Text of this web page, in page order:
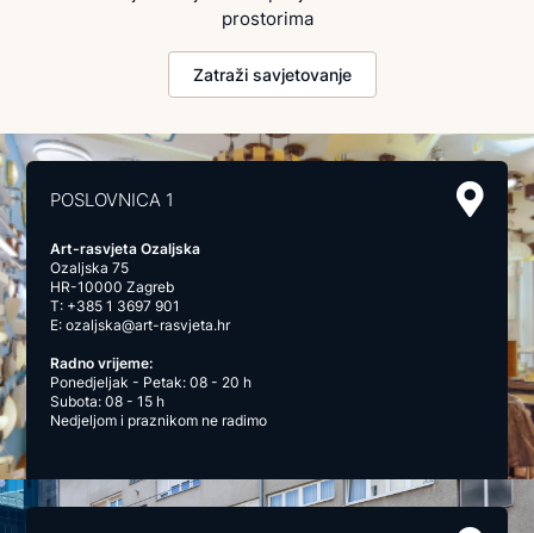
prostorima
Zatraži savjetovanje
POSLOVNICA 1
Art-rasvjeta Ozaljska
Ozaljska 75
HR-10000 Zagreb
T: +385 1 3697 901
E:ozaljska@art-rasvjeta.hr
Radno vrijeme:
Ponedjeljak - Petak: 08 - 20 h
Subota: 08 - 15 h
Nedjeljom i praznikom ne radimo